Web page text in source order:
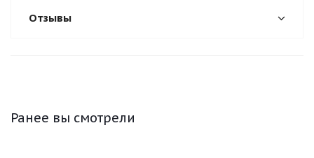
Отзывы
Ранее вы смотрели